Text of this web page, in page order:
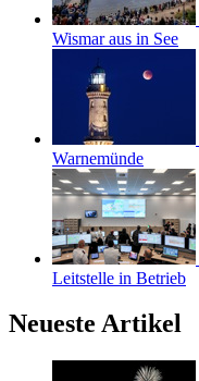
Wismar aus in See
Warnemünde
Leitstelle in Betrieb
Neueste Artikel